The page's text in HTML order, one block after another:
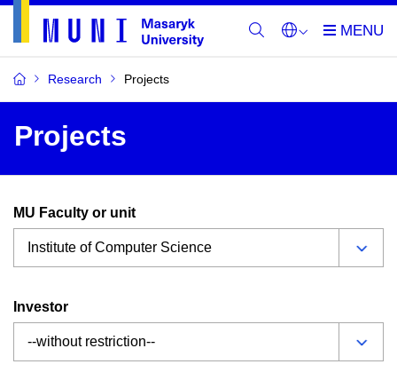
Research Projects
Projects
MU Faculty or unit
Investor